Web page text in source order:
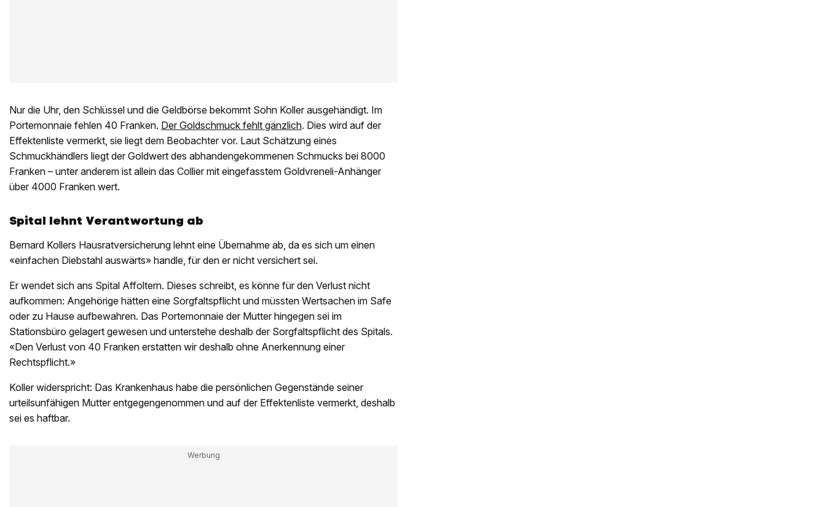
Nur die Uhr, den Schlüssel und die Geldbörse bekommt Sohn Koller ausgehändigt. Im
Portemonnaie fehlen 40 Franken. Der Goldschmuck fehlt gänzlich. Dies wird auf der
Effektenliste vermerkt, sie liegt dem Beobachter vor. Laut Schätzung eines
Schmuckhändlers liegt der Goldwert des abhandengekommenen Schmucks bei 8000
Franken – unter anderem ist allein das Collier mit eingefasstem Goldvreneli-Anhänger
über 4000 Franken wert.
Spital lehnt Verantwortung ab
Bernard Kollers Hausratversicherung lehnt eine Übernahme ab, da es sich um einen
«einfachen Diebstahl auswärts» handle, für den er nicht versichert sei.
Er wendet sich ans Spital Affoltern. Dieses schreibt, es könne für den Verlust nicht
aufkommen: Angehörige hätten eine Sorgfaltspflicht und müssten Wertsachen im Safe
oder zu Hause aufbewahren. Das Portemonnaie der Mutter hingegen sei im
Stationsbüro gelagert gewesen und unterstehe deshalb der Sorgfaltspflicht des Spitals.
«Den Verlust von 40 Franken erstatten wir deshalb ohne Anerkennung einer
Rechtspflicht.»
Koller widerspricht: Das Krankenhaus habe die persönlichen Gegenstände seiner
urteilsunfähigen Mutter entgegengenommen und auf der Effektenliste vermerkt, deshalb
sei es haftbar.